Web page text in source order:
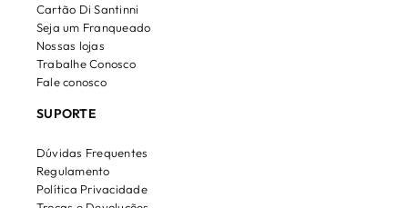
Cartão Di Santinni
Seja um Franqueado
Nossas lojas
Trabalhe Conosco
Fale conosco
SUPORTE
Dúvidas Frequentes
Regulamento
Política Privacidade